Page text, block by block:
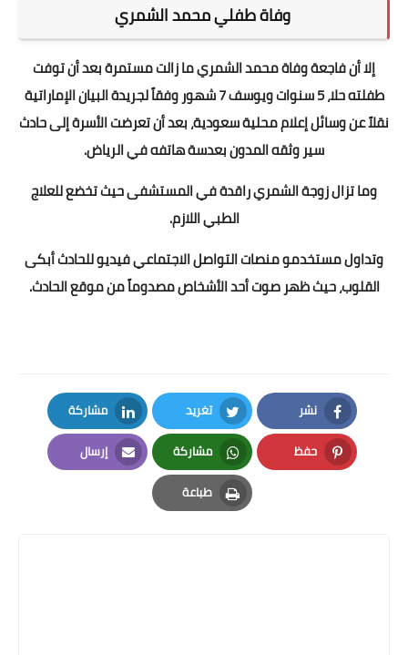
وفاة طفلي محمد الشمري
إلا أن فاجعة وفاة محمد الشمري ما زالت مستمرة بعد أن توفت
طفلته حلا، 5 سنوات ويوسف 7 شهور وفقاً لجريدة البيان الإماراتية
نقلاً عن وسائل إعلام محلية سعودية، بعد أن تعرضت الأسرة إلى حادث
سير وثقه المدون بعدسة هاتفه في الرياض.
وما تزال زوجة الشمري راقدة في المستشفى حيث تخضع للعلاج
الطبي اللازم.
وتداول مستخدمو منصات التواصل الاجتماعي فيديو للحادث أبكى
القلوب، حيث ظهر صوت أحد الأشخاص مصدوماً من موقع الحادث.
نشر
Facebook
تغريد
Twitter
مشاركة
LinkedIn
حفظ
Pinterest
مشاركة
Whatsapp
إرسال
Email
طباعة
Print